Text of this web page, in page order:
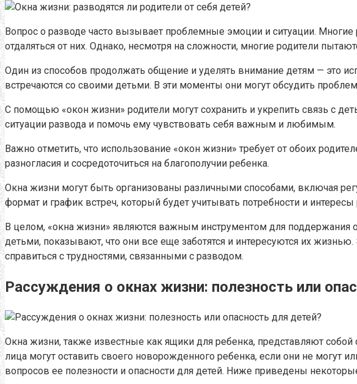
Вопрос о разводе часто вызывает проблемные эмоции и ситуации.
отдаляться от них. Однако, несмотря на сложности, многие родители
Один из способов продолжать общение и уделять внимание детям — это
встречаются со своими детьми. В эти моменты они могут обсудить
С помощью «окон жизни» родители могут сохранить и укрепить связь с
ситуации развода и помочь ему чувствовать себя важным и любимым.
Важно отметить, что использование «окон жизни» требует от обоих
разногласия и сосредоточиться на благополучии ребенка.
Окна жизни могут быть организованы различными способами, включая
формат и график встреч, который будет учитывать потребности и
В целом, «окна жизни» являются важным инструментом для поддержания
детьми, показывают, что они все еще заботятся и интересуются их
справиться с трудностями, связанными с разводом.
Рассуждения о окнах жизни: полезность или
Окна жизни, также известные как ящики для ребенка, представляют
лица могут оставить своего новорожденного ребенка, если они не могут
вопросов ее полезности и опасности для детей. Ниже приведены